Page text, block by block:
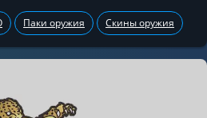
Паки оружия Скины оружия